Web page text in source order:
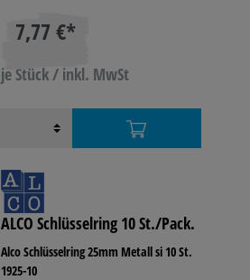
7,77 €*
je Stück / inkl. MwSt
ALCO Schlüsselring 10 St./Pack.
Alco Schlüsselring 25mm Metall si 10 St.
1925-10